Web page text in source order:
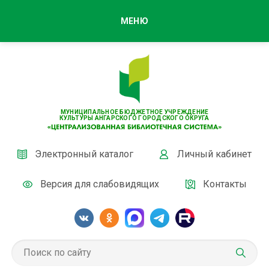
МУНИЦИПАЛЬНОЕ БЮДЖЕТНОЕ УЧРЕЖДЕНИЕ
КУЛЬТУРЫ АНГАРСКОГО ГОРОДСКОГО ОКРУГА
Электронный каталог Личный кабинет
Версия для слабовидящих Контакты
МЕНЮ